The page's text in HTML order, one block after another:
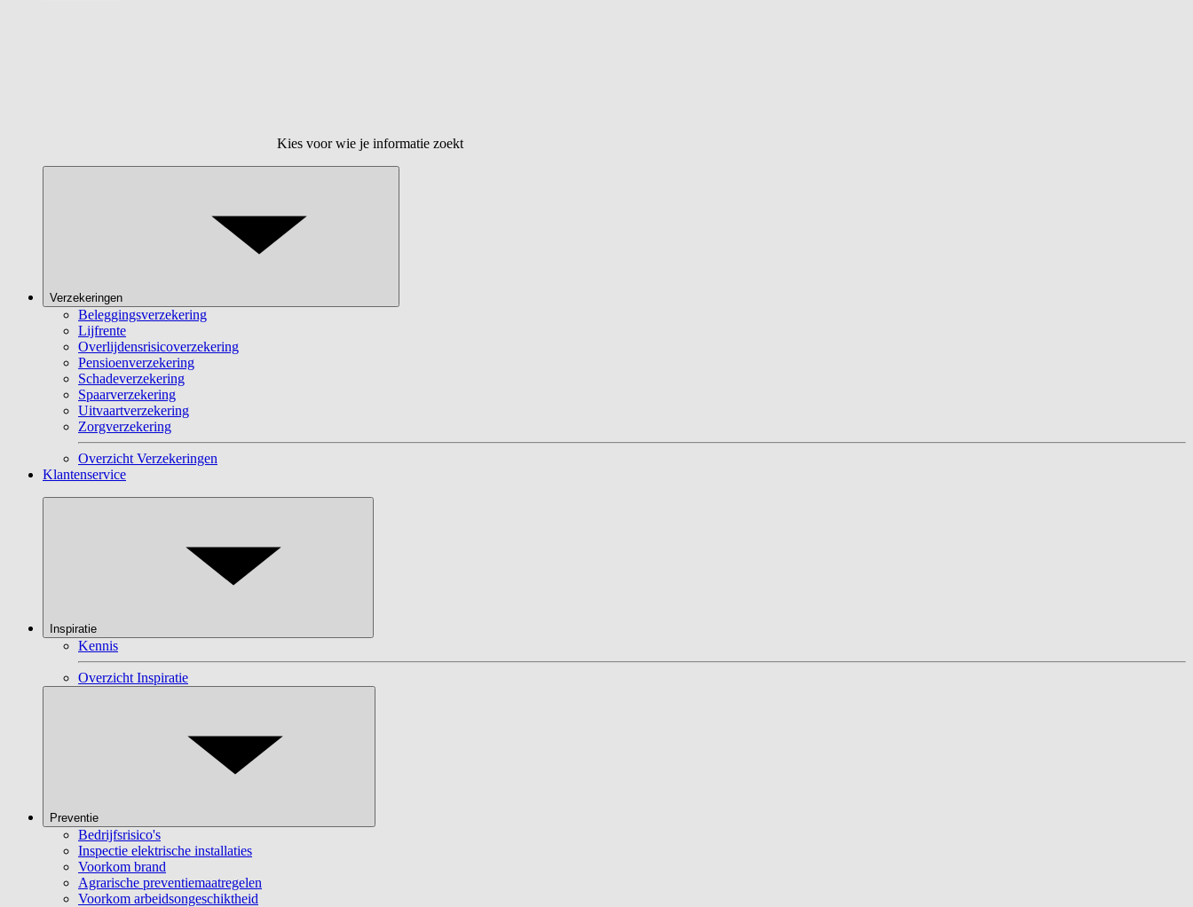
Kies voor wie je informatie zoekt
Verzekeringen
Beleggingsverzekering
Lijfrente
Overlijdensrisicoverzekering
Pensioenverzekering
Schadeverzekering
Spaarverzekering
Uitvaartverzekering
Zorgverzekering
Overzicht Verzekeringen
Klantenservice
Inspiratie
Kennis
Overzicht Inspiratie
Preventie
Bedrijfsrisico's
Inspectie elektrische installaties
Voorkom brand
Agrarische preventiemaatregelen
Voorkom arbeidsongeschiktheid